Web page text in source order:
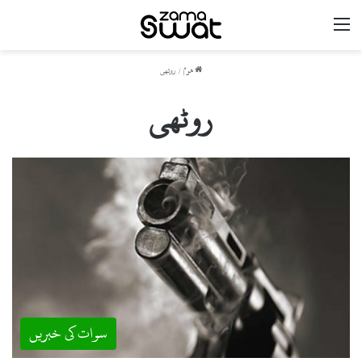
ھوم/روٹھی
روٹھی
سوات کی خبریں